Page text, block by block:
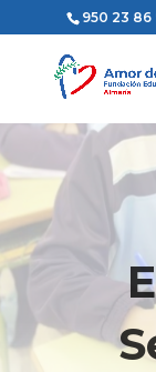
950 23 86